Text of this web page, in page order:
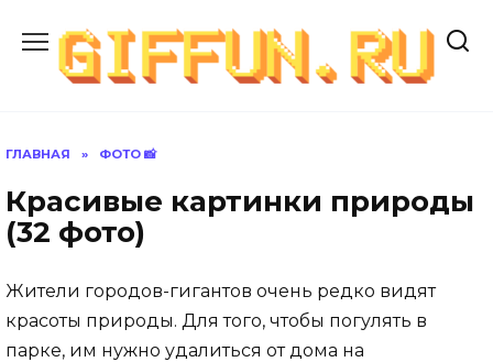
содержанию
ГЛАВНАЯ » ФОТО 📸
Красивые картинки природы
(32 фото)
Жители городов-гигантов очень редко видят
красоты природы. Для того, чтобы погулять в
парке, им нужно удалиться от дома на